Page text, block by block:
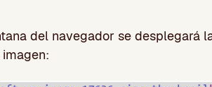
del navegador se desplegará